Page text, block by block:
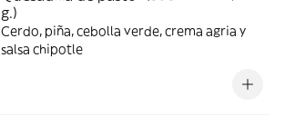
g.)
Cerdo, piña, cebolla verde, crema agria y
salsa chipotle